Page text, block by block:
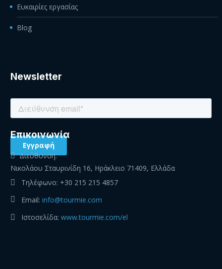
Ευκαιρίες εργασίας
Blog
Newsletter
Eπικοινωνία
Διεύθυνση:
Νικολάου Σταυρινίδη 16, Ηράκλειο 71409, Ελλάδα
Τηλέφωνο: +30 215 215 4857
Email: info@tourmie.com
Ιστοσελίδα: www.tourmie.com/el